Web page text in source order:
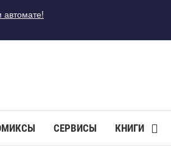
автомате!
СЕРВИСЫ КНИГИ